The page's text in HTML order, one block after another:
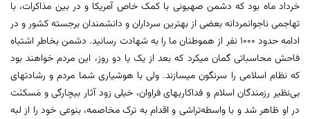
خرداد ماه بود که دشمن صهیونی با کمک خاص آمریکا و در بین مذاکرات، با
تهاجمی ناجوانمردانه بعضی از بهترین سرداران و دانشمندان برجسته کشور و در
ادامه حدود ۱۰۰۰ نفر از هموطنان ما را به شهادت رسانید. دشمن بخاطر اشتباه
فاحش محاسباتی گمان میکرد که بعد از یک یا دو روز، این مردم خواهند بود
که نظام اسلامی را سرنگون میسازند. ولی با هوشیاری شما مردم و رشادتهای
بی‌نظیر رزمندگان اسلام و فداکاریهای فراوان، خیلی زود آثار بیچارگی و مَسکنَت
در او ظاهر شد و با واسطه‌تراشی و اقدام به ترک مخاصمه، بنوعی خود را از لبه